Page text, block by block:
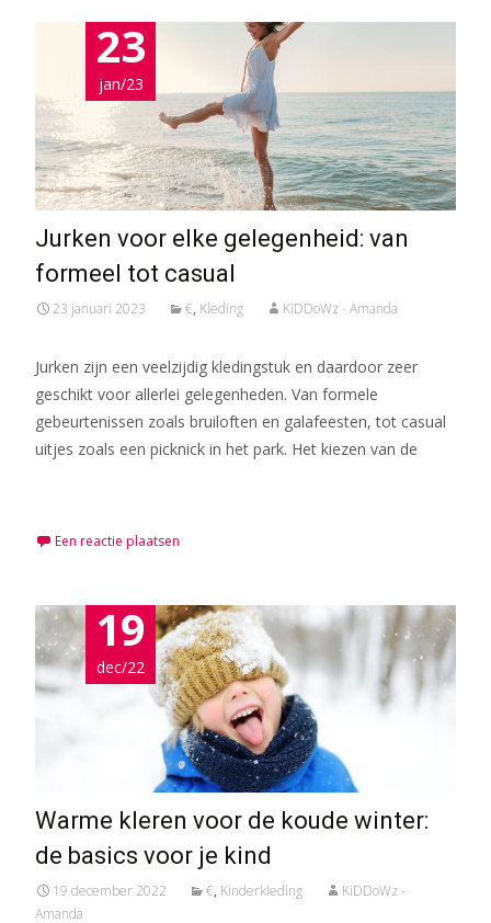
23
jan/23
Jurken voor elke gelegenheid: van
formeel tot casual
23 januari 2023 €, Kleding KiDDoWz - Amanda
Jurken zijn een veelzijdig kledingstuk en daardoor zeer
geschikt voor allerlei gelegenheden. Van formele
gebeurtenissen zoals bruiloften en galafeesten, tot casual
uitjes zoals een picknick in het park. Het kiezen van de
Een reactie plaatsen
19
dec/22
Warme kleren voor de koude winter:
de basics voor je kind
19 december 2022 €, Kinderkleding
KiDDoWz -
Amanda